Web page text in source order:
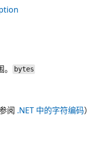
bytes
阅 .NET 中的字符编码）